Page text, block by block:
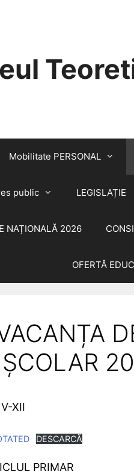
Mobilitate PERSONAL
public LEGISLAȚIE
NAȚIONALĂ 2026
OFERTĂ
XII
DESCARCĂ
PRIMAR